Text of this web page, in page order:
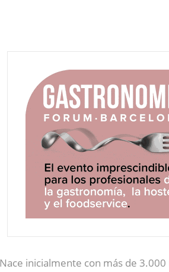
inicialmente con más de